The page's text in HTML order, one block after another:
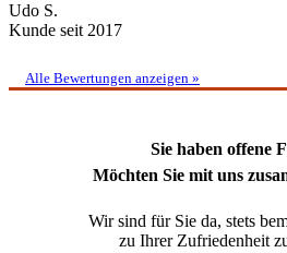
Udo S.
Kunde seit 2017
Alle Bewertungen anzeigen »
Sie haben offene
Möchten Sie mit uns
Wir sind für Sie da, stets
zu Ihrer Zufriedenheit